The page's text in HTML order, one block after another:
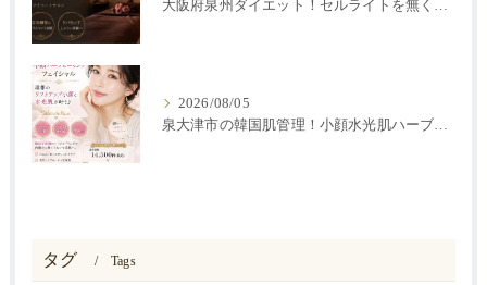
大阪府泉州ダイエット！セルライトを無くす方法
2026/08/05
泉大津市の韓国肌管理！小顔水光肌ハーブピーリング
タグ Tags